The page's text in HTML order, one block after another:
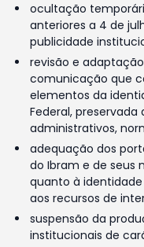
ocultação
anteriores a 4 de
publicidade
revisão e
comunicação que
elementos da
Federal,
administrativos,
adequação dos
do Ibram e de seus
quanto à
aos recursos de
suspensão da
institucionais de